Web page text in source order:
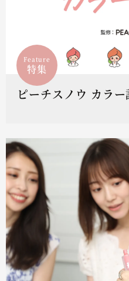
Feature
特集
ピーチスノウ カラー